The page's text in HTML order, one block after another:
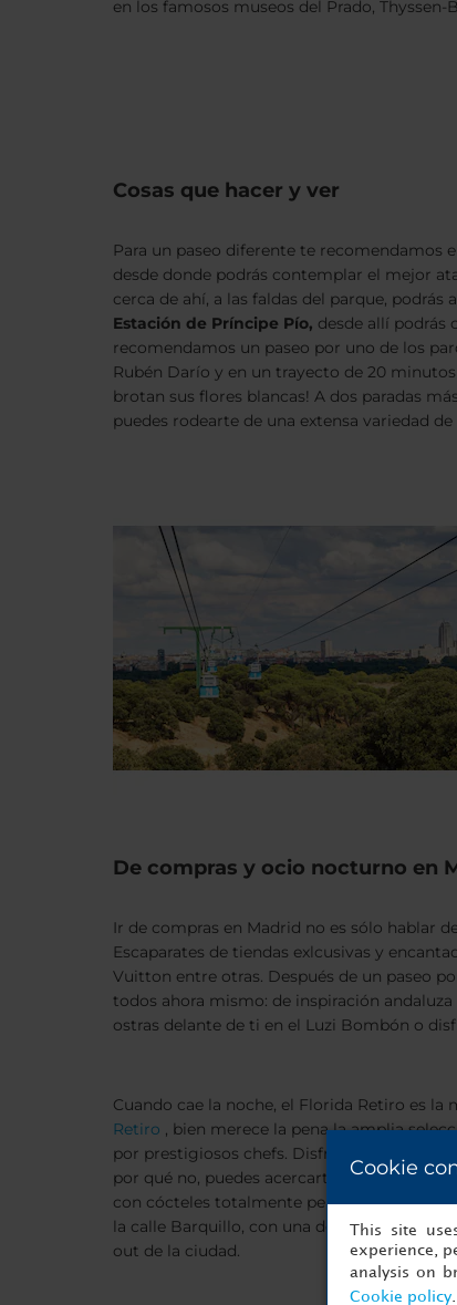
en los famosos museos del Prado, Thyssen-
Cosas que hacer y ver
Para un paseo diferente te recomendamos
desde donde podrás contemplar el mejor
cerca de ahí, a las faldas del parque, podrás
Estación de Príncipe Pío, desde allí podrás
recomendamos un paseo por uno de los
Rubén Darío y en un trayecto de 20
brotan sus flores blancas! A dos paradas
puedes rodearte de una extensa variedad
De compras y ocio nocturno en
Ir de compras en Madrid no es sólo hablar
Escaparates de tiendas exlcusivas y
Vuitton entre otras. Después de un paseo
todos ahora mismo: de inspiración
ostras delante de ti en el Luzi Bombón o
Cuando cae la noche, el Florida Retiro es la
Retiro , bien merece la pena la amplia
por prestigiosos chefs. Disfrute de sus
por qué no, puedes acercarte en un paseo
con cócteles totalmente personalizados.
la calle Barquillo, con una de las mejores
out de la ciudad.
Cookie
This site
experience,
analysis on
Cookie policy.